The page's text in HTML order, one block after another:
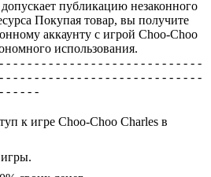
публикацию незаконного
Покупая товар, вы получите
аккаунту с игрой Choo-Choo
использования.
- - - - - - - - - - - - - - - - - - - - - - - - - - - -
- - - - - - - - - - - - - - - - - - - - - - - - - - - -
- - - - -
к игре Choo-Choo Charles в